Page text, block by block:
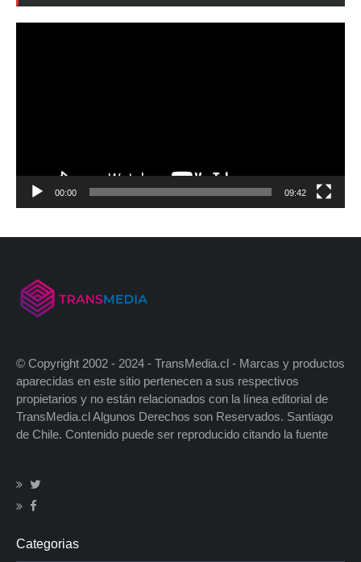
00:00 09:42
© Copyright 2002 - 2024 - TransMedia.cl - Marcas y productos
aparecidas en este sitio pertenecen a sus respectivos
propietarios y no están relacionados con la línea editorial de
TransMedia.cl Algunos Derechos son Reservados. Santiago
de Chile. Contenido puede ser reproducido citando la fuente
Categorias